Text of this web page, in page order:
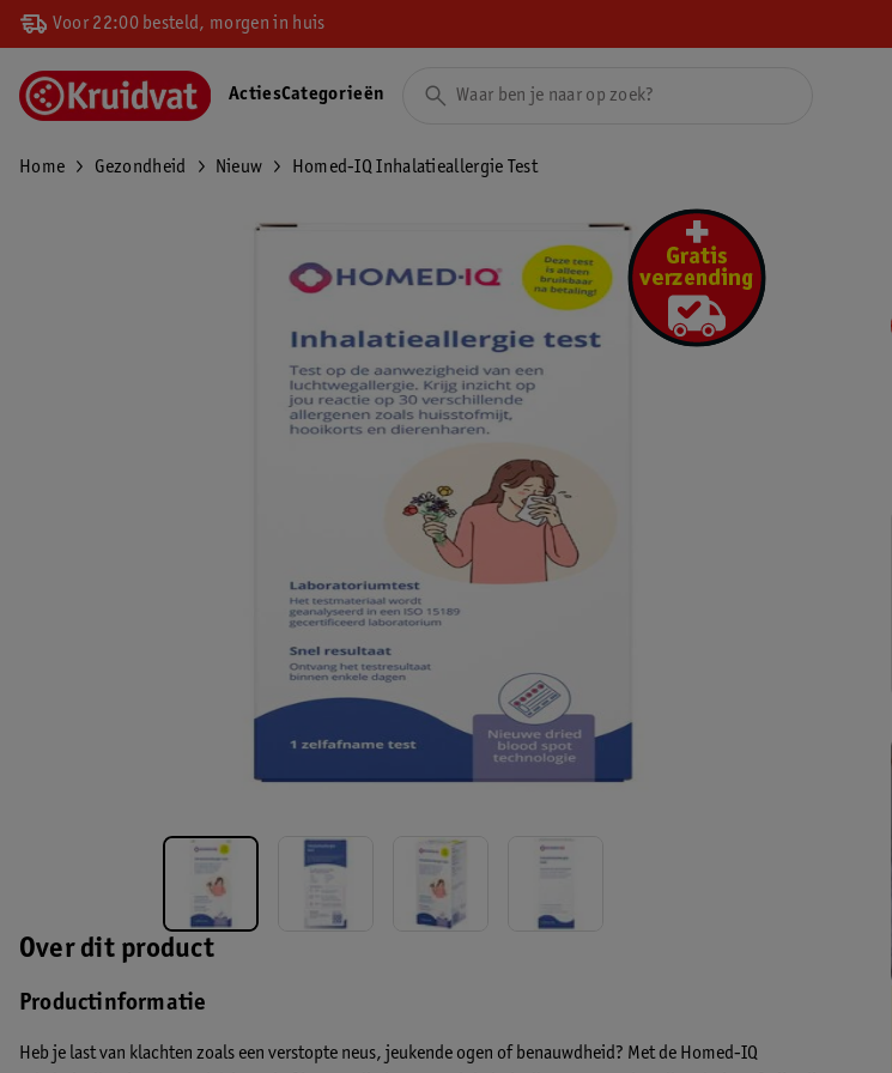
Voor 22:00 besteld, morgen in huis
ActiesCategorieën
Home Gezondheid Nieuw Homed-IQ Inhalatieallergie Test
Over dit product
Productinformatie
Heb je last van klachten zoals een verstopte neus, jeukende ogen of benauwdheid? Met de Homed-IQ